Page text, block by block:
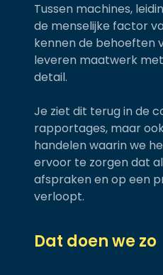
Tussen machines,
de menselijke factor
kennen de behoeften
leveren maatwerk
detail.
Je ziet dit terug in de
rapportages, maar
handelen waarin we
ervoor te zorgen dat
afspraken en op een
verloopt.
Dat doen we zo